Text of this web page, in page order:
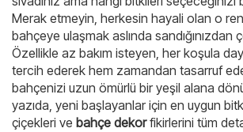
Merak etmeyin, herkesin hayali olan o
bahçeye ulaşmak aslında sandığınızdan
Özellikle az bakım isteyen, her koşula
tercih ederek hem zamandan tasarruf
bahçenizi uzun ömürlü bir yeşil alana
yazıda, yeni başlayanlar için en uygun
çiçekleri ve bahçe dekorfikirlerini tüm